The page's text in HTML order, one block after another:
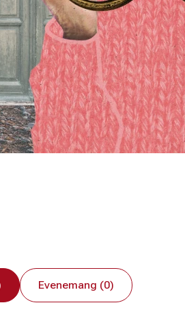
Evenemang (0)